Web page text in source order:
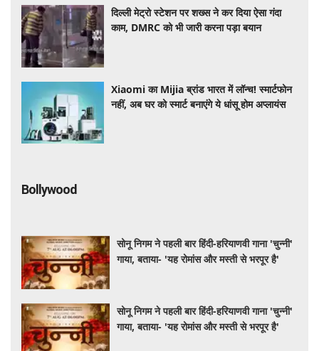
दिल्ली मेट्रो स्टेशन पर शख्स ने कर दिया ऐसा गंदा
काम, DMRC को भी जारी करना पड़ा बयान
Xiaomi का Mijia ब्रांड भारत में लॉन्च! स्मार्टफोन
नहीं, अब घर को स्मार्ट बनाएंगे ये धांसू होम अप्लायंस
Bollywood
सोनू निगम ने पहली बार हिंदी-हरियाणवी गाना 'चुन्नी'
गाया, बताया- 'यह रोमांस और मस्ती से भरपूर है'
सोनू निगम ने पहली बार हिंदी-हरियाणवी गाना 'चुन्नी'
गाया, बताया- 'यह रोमांस और मस्ती से भरपूर है'